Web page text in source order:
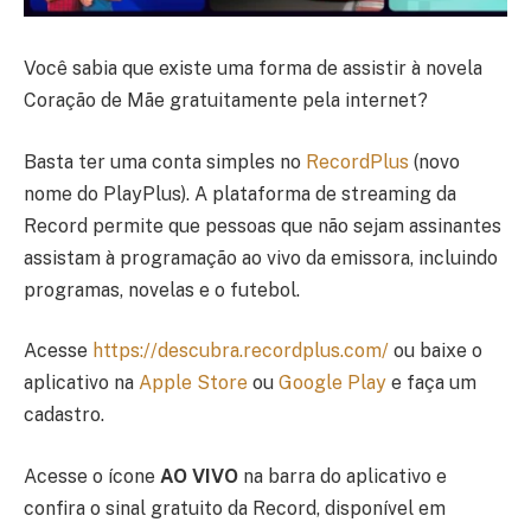
Você sabia que existe uma forma de assistir à novela
Coração de Mãe gratuitamente pela internet?
Basta ter uma conta simples no RecordPlus (novo
nome do PlayPlus). A plataforma de streaming da
Record permite que pessoas que não sejam assinantes
assistam à programação ao vivo da emissora, incluindo
programas, novelas e o futebol.
Acesse https://descubra.recordplus.com/ ou baixe o
aplicativo na Apple Store ou Google Play e faça um
cadastro.
Acesse o ícone AO VIVO na barra do aplicativo e
confira o sinal gratuito da Record, disponível em